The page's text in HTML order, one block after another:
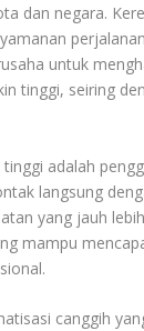
dan negara.
untuk
tinggi, seiring
adalah
langsung
yang jauh
mampu
canggih